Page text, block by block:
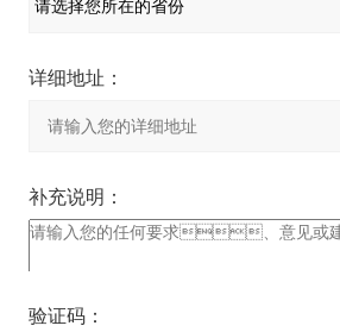
详细地址：
补充说明：
验证码：